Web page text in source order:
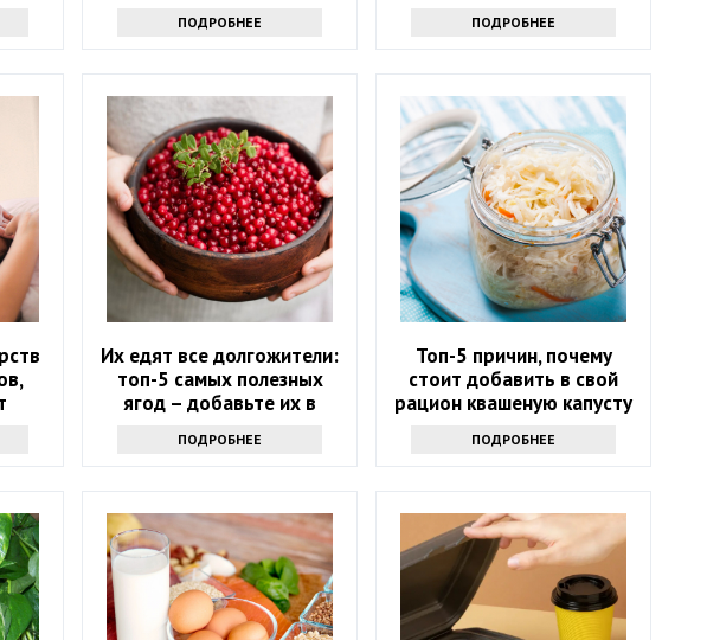
ПОДРОБНЕЕ ПОДРОБНЕЕ
Их едят все долгожители:
топ-5 самых полезных
ягод – добавьте их в
ПОДРОБНЕЕ
Топ-5 причин, почему
стоит добавить в свой
рацион квашеную капусту
ПОДРОБНЕЕ